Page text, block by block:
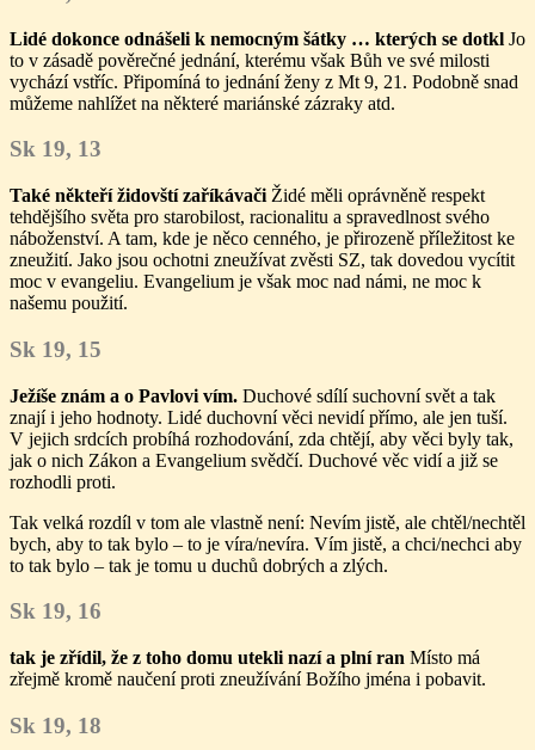
Lidé dokonce odnášeli k nemocným šátky … kterých se dotkl Jo
to v zásadě pověrečné jednání, kterému však Bůh ve své milosti
vychází vstříc. Připomíná to jednání ženy z Mt 9, 21. Podobně snad
můžeme nahlížet na některé mariánské zázraky atd.
Sk 19, 13
Také někteří židovští zaříkávači Židé měli oprávněně respekt
tehdějšího světa pro starobilost, racionalitu a spravedlnost svého
náboženství. A tam, kde je něco cenného, je přirozeně příležitost ke
zneužití. Jako jsou ochotni zneužívat zvěsti SZ, tak dovedou vycítit
moc v evangeliu. Evangelium je však moc nad námi, ne moc k
našemu použití.
Sk 19, 15
Ježíše znám a o Pavlovi vím. Duchové sdílí suchovní svět a tak
znají i jeho hodnoty. Lidé duchovní věci nevidí přímo, ale jen tuší.
V jejich srdcích probíhá rozhodování, zda chtějí, aby věci byly tak,
jak o nich Zákon a Evangelium svědčí. Duchové věc vidí a již se
rozhodli proti.
Tak velká rozdíl v tom ale vlastně není: Nevím jistě, ale chtěl/nechtěl
bych, aby to tak bylo – to je víra/nevíra. Vím jistě, a chci/nechci aby
to tak bylo – tak je tomu u duchů dobrých a zlých.
Sk 19, 16
tak je zřídil, že z toho domu utekli nazí a plní ran Místo má
zřejmě kromě naučení proti zneužívání Božího jména i pobavit.
Sk 19, 18